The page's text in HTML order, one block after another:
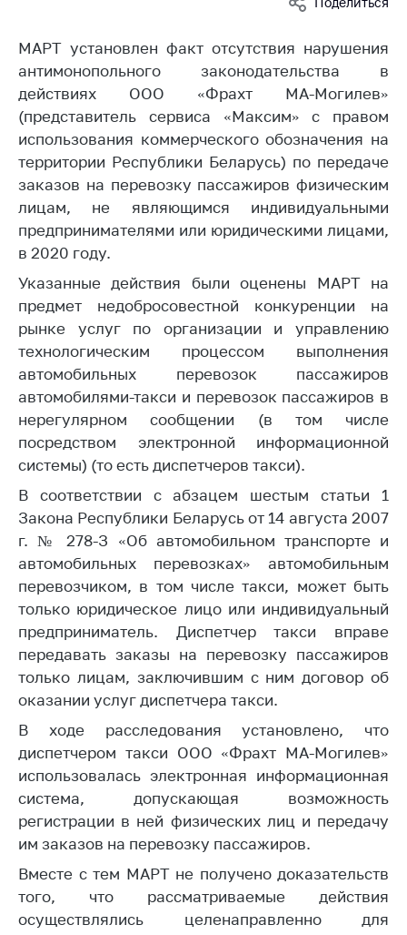
универсальная
товарная биржа
Общественная
жизнь
Идеологическая
работа
Официальные
геральдические
символы
5 лет МАРТ
Деятельность
Ценовая политика
Антимонопольное
регулирование и
конкуренция
Торговля и услуги
Регулирование и
контроль закупок
Защита прав
потребителей
Регулирование
рекламной
деятельности
Международное
сотрудничество
Применение мер
нетарифного
регулирования
Биржевая торговля
Выставочная
деятельность в
Республике
Беларусь
персональных
данных
МАРТ установлен факт отсутствия нарушения
антимонопольного законодательства в
действиях ООО «Фрахт МА-Могилев»
(представитель сервиса «Максим» с правом
использования коммерческого обозначения на
территории Республики Беларусь) по передаче
заказов на перевозку пассажиров физическим
лицам, не являющимся индивидуальными
предпринимателями или юридическими лицами,
в 2020 году.
Указанные действия были оценены МАРТ на
предмет недобросовестной конкуренции на
рынке услуг по организации и управлению
технологическим процессом выполнения
автомобильных перевозок пассажиров
автомобилями-такси и перевозок пассажиров в
нерегулярном сообщении (в том числе
посредством электронной информационной
системы) (то есть диспетчеров такси).
В соответствии с абзацем шестым статьи 1
Закона Республики Беларусь от 14 августа 2007
г. № 278-З «Об автомобильном транспорте и
автомобильных перевозках» автомобильным
перевозчиком, в том числе такси, может быть
только юридическое лицо или индивидуальный
предприниматель. Диспетчер такси вправе
передавать заказы на перевозку пассажиров
только лицам, заключившим с ним договор об
оказании услуг диспетчера такси.
В ходе расследования установлено, что
диспетчером такси ООО «Фрахт МА-Могилев»
использовалась электронная информационная
система, допускающая возможность
регистрации в ней физических лиц и передачу
им заказов на перевозку пассажиров.
Вместе с тем МАРТ не получено доказательств
того, что рассматриваемые действия
осуществлялись целенаправленно для